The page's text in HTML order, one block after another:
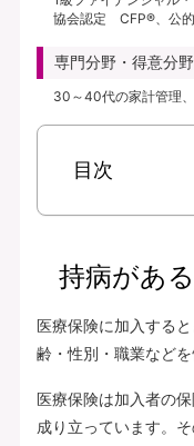
協会認定 CFP®、公
専門分野・得意分野
30～40代の家計管理
目次
持病があ
医療保険に加入する
齢・性別・職業などを
医療保険は加入者の
成り立っています。